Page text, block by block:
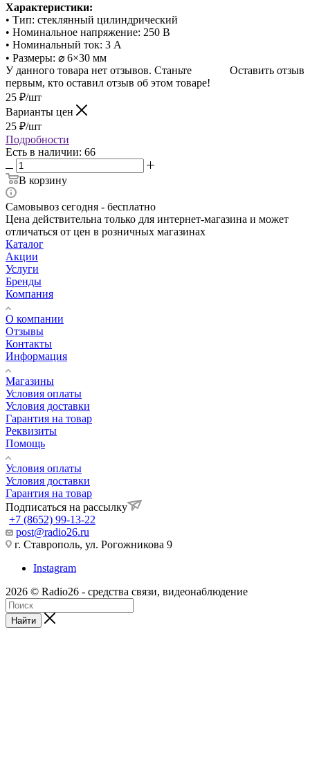
Характеристики:
• Тип: стеклянный цилиндрический
• Номинальное напряжение: 250 В
• Номинальный ток: 3 А
• Размеры: ⌀ 6×30 мм
Оставить отзыв
У данного товара нет отзывов. Станьте
первым, кто оставил отзыв об этом товаре!
25 ₽/шт
Варианты цен
25 ₽/шт
Подробности
Есть в наличии: 66
В корзину
Самовывоз сегодня - бесплатно
Цена действительна только для интернет-магазина и может
отличаться от цен в розничных магазинах
Каталог
Акции
Услуги
Бренды
Компания
О компании
Отзывы
Контакты
Информация
Магазины
Условия оплаты
Условия доставки
Гарантия на товар
Реквизиты
Помощь
Условия оплаты
Условия доставки
Гарантия на товар
Подписаться на рассылку
+7 (8652) 99-13-22
post@radio26.ru
г. Ставрополь, ул. Рогожникова 9
Instagram
2026 © Radio26 - средства связи, видеонаблюдение
Найти